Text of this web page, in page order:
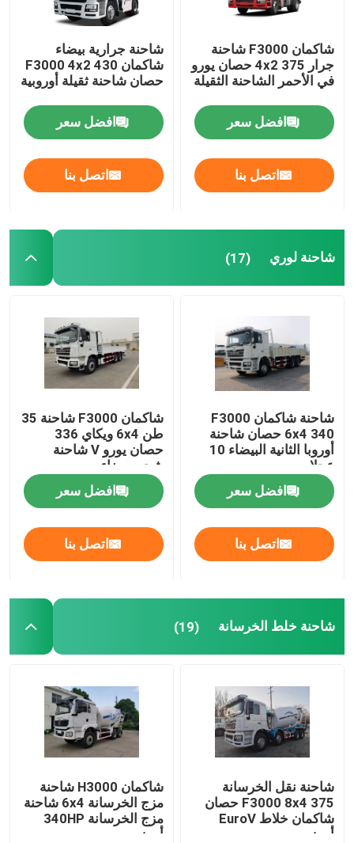
شاكمان F3000 شاحنة
جرار 4x2 375 حصان يورو
في الأحمر الشاحنة الثقيلة
افضل سعر
اتصل بنا
شاحنة جرارية بيضاء
شاكمان F3000 4x2 430
حصان شاحنة ثقيلة أوروبية
افضل سعر
اتصل بنا
شاحنة لوري (17)
شاحنة شاكمان F3000
6x4 340 حصان شاحنة
أوروبا الثانية البيضاء 10
عجلات
افضل سعر
اتصل بنا
شاكمان F3000 شاحنة 35
طن 6x4 ويكاي 336
حصان يورو V شاحنة
شحن بيضاء
افضل سعر
اتصل بنا
شاحنة خلط الخرسانة (19)
شاحنة نقل الخرسانة
F3000 8x4 375 حصان
شاكمان خلاط EuroV
أبيض
شاكمان H3000 شاحنة
مزج الخرسانة 6x4 شاحنة
مزج الخرسانة 340HP
أبيض